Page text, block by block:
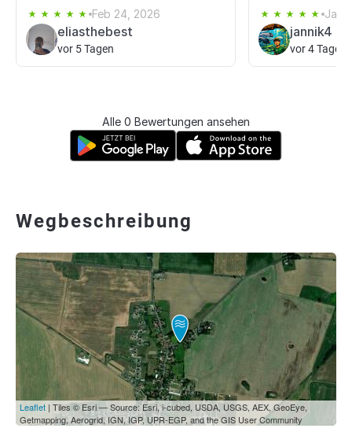
Feb 24, 2026
eliasthebest
vor 5 Tagen
Jan
jannik4
vor 4 Tagen
Alle 0 Bewertungen ansehen
Wegbeschreibung
Leaflet | Tiles © Esri — Source: Esri, i-cubed, USDA, USGS, AEX, GeoEye,
Getmapping, Aerogrid, IGN, IGP, UPR-EGP, and the GIS User Community